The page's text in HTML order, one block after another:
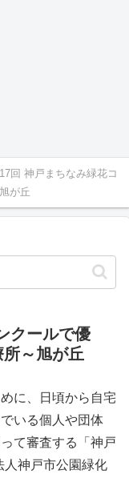
回 神戸まちなみ緑花コ
が丘
クールで優
～旭が丘
に、日頃から自宅
いる個人や団体
て審査する「神戸
人神戸市公園緑化